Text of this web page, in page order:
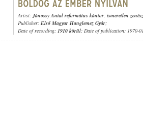
Artist:Jánossy Antal református kántor, ismeretlen
Publisher: Első Magyar Hanglemez Gyár;
Date of recording: 1910 körül; Date of publication: 1970-